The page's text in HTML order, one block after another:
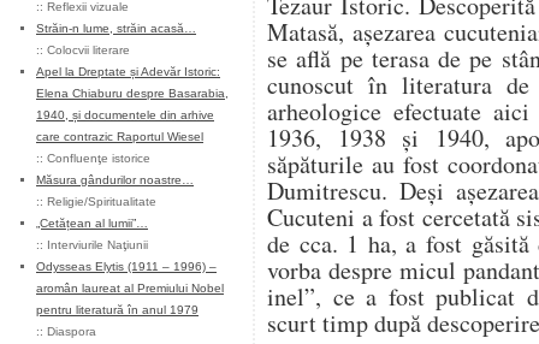
:: Reflexii vizuale
Străin-n lume, străin acasă…
:: Colocvii literare
Apel la Dreptate și Adevăr Istoric:
Elena Chiaburu despre Basarabia,
1940, și documentele din arhive
care contrazic Raportul Wiesel
:: Confluenţe istorice
Măsura gândurilor noastre…
:: Religie/Spiritualitate
„Cetățean al lumii”…
:: Interviurile Naţiunii
Odysseas Elytis (1911 – 1996) –
aromân laureat al Premiului Nobel
pentru literatură în anul 1979
:: Diaspora
Matasă, așezarea
se află pe terasa de pe
cunoscut în literatura de
arheologice efectuate
1936, 1938 și 1940,
săpăturile au fost
Dumitrescu. Deși
Cucuteni a fost cercetată
de cca. 1 ha, a fost
vorba despre micul
inel”, ce a fost publicat
scurt timp după